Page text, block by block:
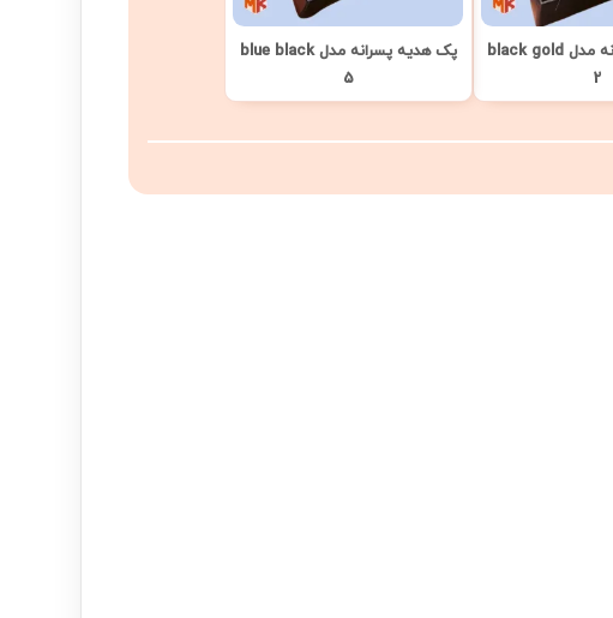
پک هدیه پسرانه مدل black gold
2
پک هدیه پسرانه مدل blue black
5